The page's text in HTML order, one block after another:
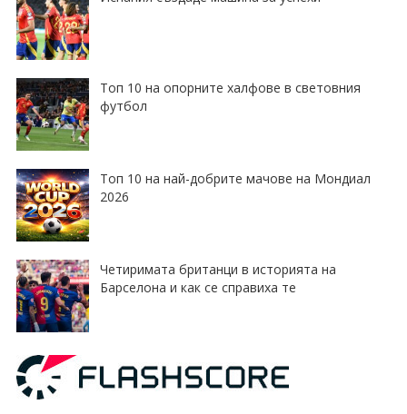
Топ 10 на опорните халфове в световния
футбол
Топ 10 на най-добрите мачове на Мондиал
2026
Четиримата британци в историята на
Барселона и как се справиха те